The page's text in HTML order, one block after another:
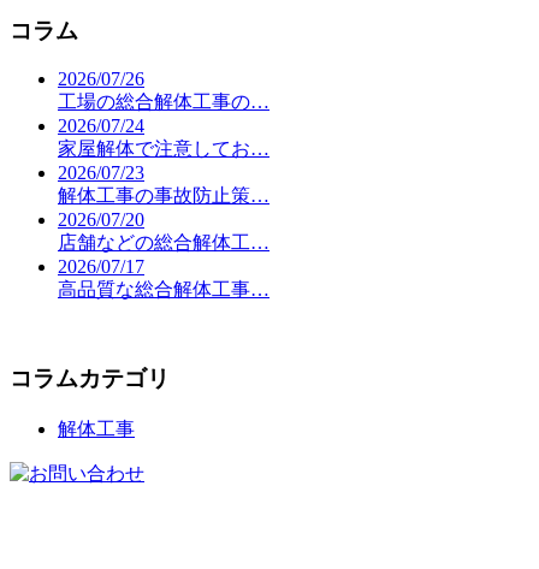
コラム
2026/07/26
工場の総合解体工事の…
2026/07/24
家屋解体で注意してお…
2026/07/23
解体工事の事故防止策…
2026/07/20
店舗などの総合解体工…
2026/07/17
高品質な総合解体工事…
コラムカテゴリ
解体工事